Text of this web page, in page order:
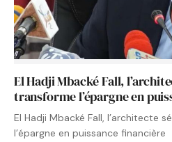
El Hadji Mbacké Fall,
transforme l’épargne en
El Hadji Mbacké Fall, l’architecte
l’épargne en puissance financière